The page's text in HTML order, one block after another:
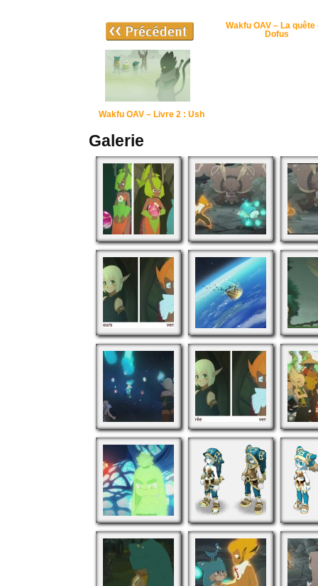
Wakfu OAV – Livre 2 : Ush
Wakfu OAV – La quête
Dofus
Galerie